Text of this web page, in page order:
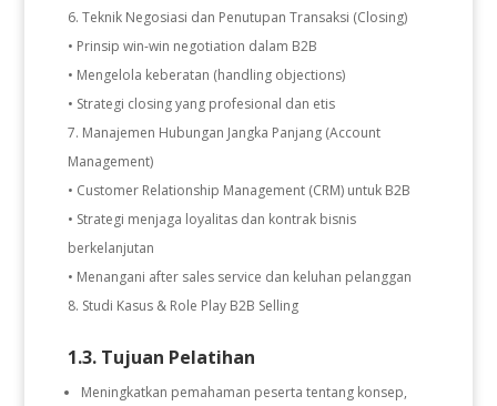
Teknik Negosiasi dan Penutupan Transaksi (Closing)
• Prinsip win-win negotiation dalam B2B
• Mengelola keberatan (handling objections)
• Strategi closing yang profesional dan etis
Manajemen Hubungan Jangka Panjang (Account
Management)
• Customer Relationship Management (CRM) untuk B2B
• Strategi menjaga loyalitas dan kontrak bisnis
berkelanjutan
• Menangani after sales service dan keluhan pelanggan
Studi Kasus & Role Play B2B Selling
1.3. Tujuan Pelatihan
Meningkatkan pemahaman peserta tentang konsep,